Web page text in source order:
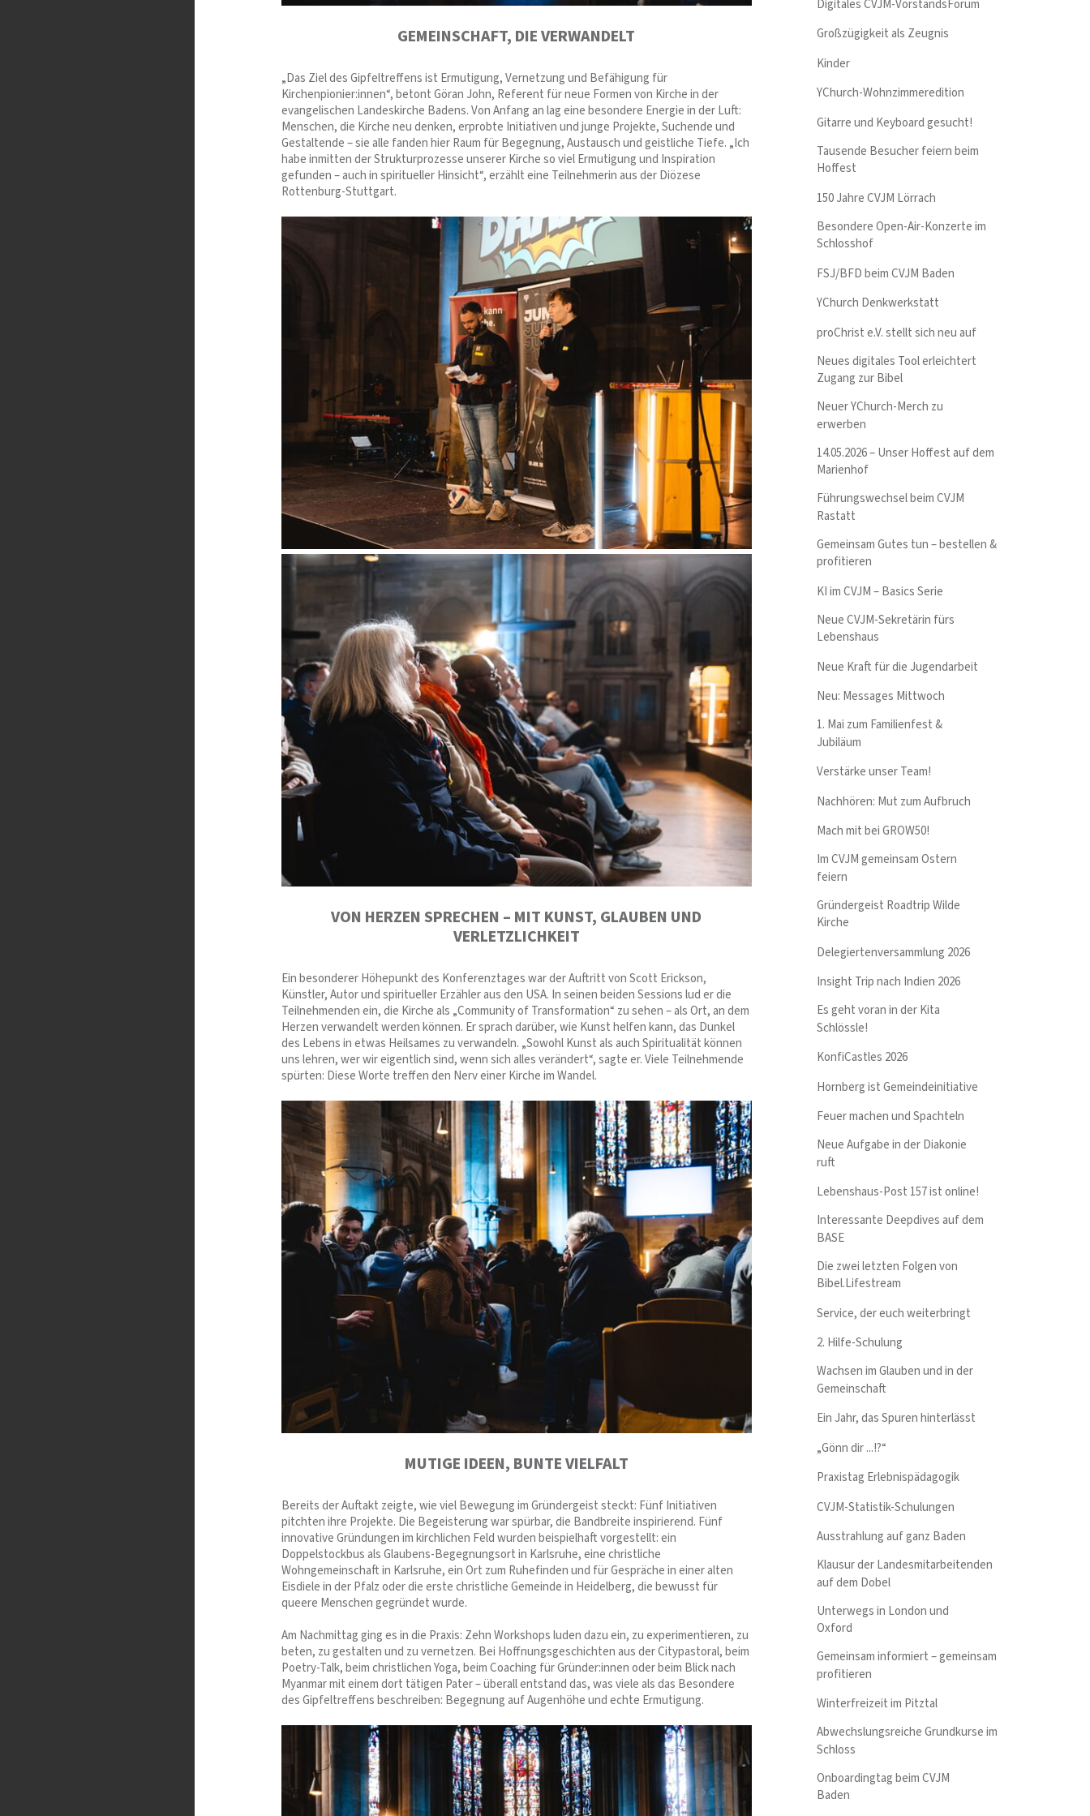
GEMEINSCHAFT, DIE VERWANDELT
„Das Ziel des Gipfeltreffens ist Ermutigung, Vernetzung und Befähigung für
Kirchenpionier:innen“, betont Göran John, Referent für neue Formen von Kirche in der
evangelischen Landeskirche Badens. Von Anfang an lag eine besondere Energie in der Luft:
Menschen, die Kirche neu denken, erprobte Initiativen und junge Projekte, Suchende und
Gestaltende – sie alle fanden hier Raum für Begegnung, Austausch und geistliche Tiefe. „Ich
habe inmitten der Strukturprozesse unserer Kirche so viel Ermutigung und Inspiration
gefunden – auch in spiritueller Hinsicht“, erzählt eine Teilnehmerin aus der Diözese
Rottenburg-Stuttgart.
VON HERZEN SPRECHEN – MIT KUNST, GLAUBEN UND
VERLETZLICHKEIT
Ein besonderer Höhepunkt des Konferenztages war der Auftritt von Scott Erickson,
Künstler, Autor und spiritueller Erzähler aus den USA. In seinen beiden Sessions lud er die
Teilnehmenden ein, die Kirche als „Community of Transformation“ zu sehen – als Ort, an dem
Herzen verwandelt werden können. Er sprach darüber, wie Kunst helfen kann, das Dunkel
des Lebens in etwas Heilsames zu verwandeln. „Sowohl Kunst als auch Spiritualität können
uns lehren, wer wir eigentlich sind, wenn sich alles verändert“, sagte er. Viele Teilnehmende
spürten: Diese Worte treffen den Nerv einer Kirche im Wandel.
MUTIGE IDEEN, BUNTE VIELFALT
Bereits der Auftakt zeigte, wie viel Bewegung im Gründergeist steckt: Fünf Initiativen
pitchten ihre Projekte. Die Begeisterung war spürbar, die Bandbreite inspirierend. Fünf
innovative Gründungen im kirchlichen Feld wurden beispielhaft vorgestellt: ein
Doppelstockbus als Glaubens-Begegnungsort in Karlsruhe, eine christliche
Wohngemeinschaft in Karlsruhe, ein Ort zum Ruhefinden und für Gespräche in einer alten
Eisdiele in der Pfalz oder die erste christliche Gemeinde in Heidelberg, die bewusst für
queere Menschen gegründet wurde.
Am Nachmittag ging es in die Praxis: Zehn Workshops luden dazu ein, zu experimentieren, zu
beten, zu gestalten und zu vernetzen. Bei Hoffnungsgeschichten aus der Citypastoral, beim
Poetry-Talk, beim christlichen Yoga, beim Coaching für Gründer:innen oder beim Blick nach
Myanmar mit einem dort tätigen Pater – überall entstand das, was viele als das Besondere
des Gipfeltreffens beschreiben: Begegnung auf Augenhöhe und echte Ermutigung.
Digitales CVJM-VorstandsForum
Großzügigkeit als Zeugnis
Kinder
YChurch-Wohnzimmeredition
Gitarre und Keyboard gesucht!
Tausende Besucher feiern beim
Hoffest
150 Jahre CVJM Lörrach
Besondere Open-Air-Konzerte im
Schlosshof
FSJ/BFD beim CVJM Baden
YChurch Denkwerkstatt
proChrist e.V. stellt sich neu auf
Neues digitales Tool erleichtert
Zugang zur Bibel
Neuer YChurch-Merch zu
erwerben
14.05.2026 – Unser Hoffest auf dem
Marienhof
Führungswechsel beim CVJM
Rastatt
Gemeinsam Gutes tun – bestellen &
profitieren
KI im CVJM – Basics Serie
Neue CVJM-Sekretärin fürs
Lebenshaus
Neue Kraft für die Jugendarbeit
Neu: Messages Mittwoch
1. Mai zum Familienfest &
Jubiläum
Verstärke unser Team!
Nachhören: Mut zum Aufbruch
Mach mit bei GROW50!
Im CVJM gemeinsam Ostern
feiern
Gründergeist Roadtrip Wilde
Kirche
Delegiertenversammlung 2026
Insight Trip nach Indien 2026
Es geht voran in der Kita
Schlössle!
KonfiCastles 2026
Hornberg ist Gemeindeinitiative
Feuer machen und Spachteln
Neue Aufgabe in der Diakonie
ruft
Lebenshaus-Post 157 ist online!
Interessante Deepdives auf dem
BASE
Die zwei letzten Folgen von
Bibel.Lifestream
Service, der euch weiterbringt
2. Hilfe-Schulung
Wachsen im Glauben und in der
Gemeinschaft
Ein Jahr, das Spuren hinterlässt
„Gönn dir ...!?“
Praxistag Erlebnispädagogik
CVJM-Statistik-Schulungen
Ausstrahlung auf ganz Baden
Klausur der Landesmitarbeitenden
auf dem Dobel
Unterwegs in London und
Oxford
Gemeinsam informiert – gemeinsam
profitieren
Winterfreizeit im Pitztal
Abwechslungsreiche Grundkurse im
Schloss
Onboardingtag beim CVJM
Baden